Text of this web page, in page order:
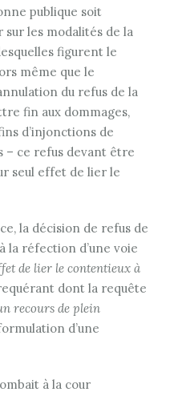
publique soit
les modalités de la
figurent le
même que le
du refus de la
fin aux dommages,
d’injonctions de
– ce refus devant être
seul effet de lier le
la décision de refus de
la réfection d’une voie
de lier le contentieux à
dont la requête
recours de plein
d’une
à la cour